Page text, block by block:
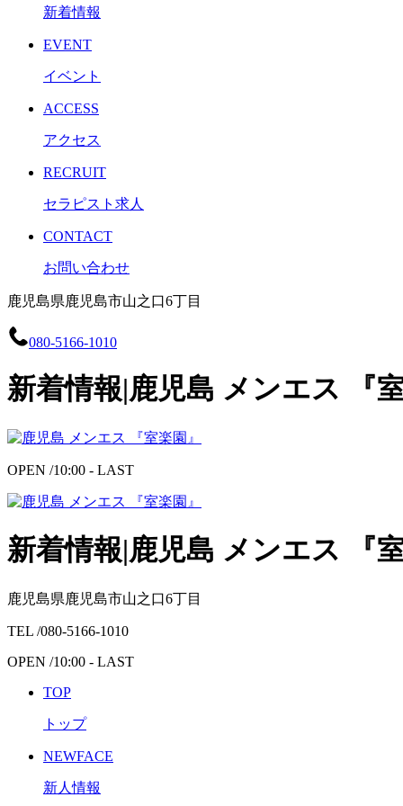
新着情報
EVENT
イベント
ACCESS
アクセス
RECRUIT
セラピスト求人
CONTACT
お問い合わせ
鹿児島県鹿児島市山之口6丁目
080-5166-1010
新着情報|鹿児島 メンエス 『
OPEN /10:00 - LAST
新着情報|鹿児島 メンエス 『
鹿児島県鹿児島市山之口6丁目
TEL /080-5166-1010
OPEN /10:00 - LAST
TOP
トップ
NEWFACE
新人情報